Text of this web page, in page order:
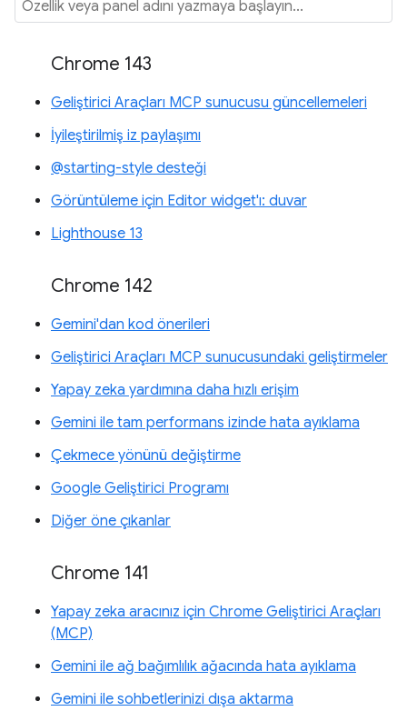
Chrome 143
Geliştirici Araçları MCP sunucusu güncellemeleri
İyileştirilmiş iz paylaşımı
@starting-style desteği
Görüntüleme için Editor widget'ı: duvar
Lighthouse 13
Chrome 142
Gemini'dan kod önerileri
Geliştirici Araçları MCP sunucusundaki geliştirmeler
Yapay zeka yardımına daha hızlı erişim
Gemini ile tam performans izinde hata ayıklama
Çekmece yönünü değiştirme
Google Geliştirici Programı
Diğer öne çıkanlar
Chrome 141
Yapay zeka aracınız için Chrome Geliştirici Araçları
(MCP)
Gemini ile ağ bağımlılık ağacında hata ayıklama
Gemini ile sohbetlerinizi dışa aktarma